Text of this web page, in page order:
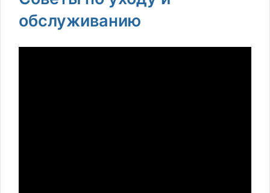
обслуживанию